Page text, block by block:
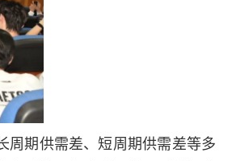
周期供需差、短周期供需差等多